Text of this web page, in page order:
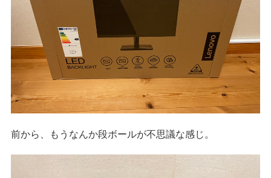
前から、もうなんか段ボールが不思議な感じ。